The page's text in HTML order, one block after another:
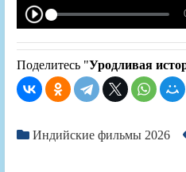
Поделитесь "Уродливая
Индийские фильмы 2026